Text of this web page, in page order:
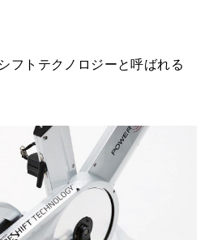
フトテクノロジーと呼ばれる